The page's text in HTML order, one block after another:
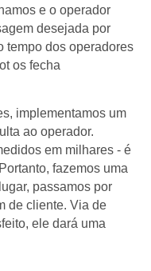
e o operador
desejada por
tempo dos operadores
os fecha
implementamos um
ao operador.
em milhares - é
fazemos uma
passamos por
de cliente. Via de
ele dará uma